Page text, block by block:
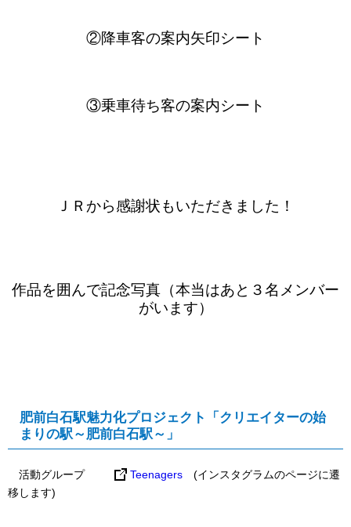
②降車客の案内矢印シート
③乗車待ち客の案内シート
ＪＲから感謝状もいただきました！
作品を囲んで記念写真（本当はあと３名メンバー
がいます）
肥前白石駅魅力化プロジェクト「クリエイターの始
まりの駅～肥前白石駅～」
活動グループ Teenagers (インスタグラムのページに遷
移します)